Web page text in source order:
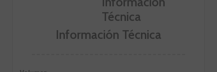
Información Técnica